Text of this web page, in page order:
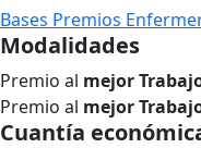
Bases Premios
Modalidades
Premio al mejor
Premio al mejor
Cuantía